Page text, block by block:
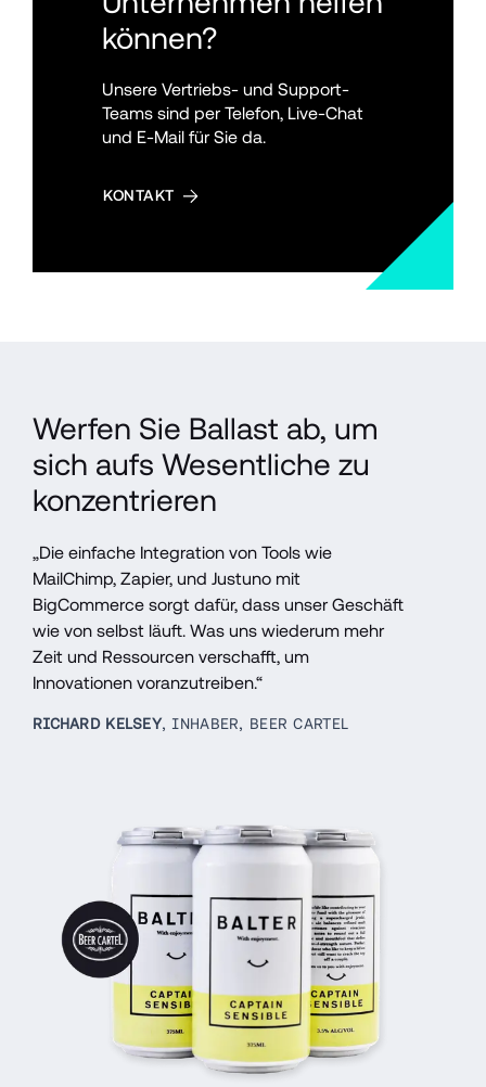
können?
Unsere Vertriebs- und Support-
Teams sind per Telefon, Live-Chat
und E-Mail für Sie da.
KONTAKT
Werfen Sie Ballast ab, um
sich aufs Wesentliche zu
konzentrieren
„Die einfache Integration von Tools wie
MailChimp, Zapier, und Justuno mit
BigCommerce sorgt dafür, dass unser Geschäft
wie von selbst läuft. Was uns wiederum mehr
Zeit und Ressourcen verschafft, um
Innovationen voranzutreiben.“
RICHARD KELSEY, INHABER, BEER CARTEL